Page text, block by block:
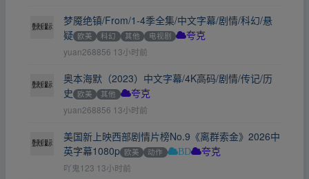
梦魇绝镇/From/1-4季全集/中文字幕/剧情/科幻/悬
疑 欧美 科幻 其他 电视剧 夸克
yuan268856 13小时前
奥本海默（2023）中文字幕/4K高码/剧情/传记/历
史 欧美 其他 夸克
yuan268856 13小时前
美国新上映西部剧情片榜No.9《离群索金》2026中
英字幕1080p 欧美 动作 BD 夸克
吖鬼123 13小时前